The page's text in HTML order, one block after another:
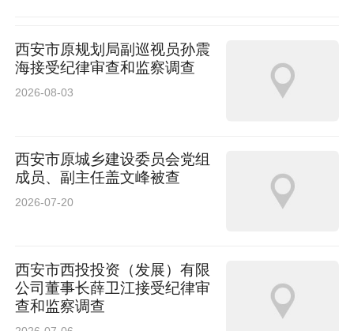
西安市原规划局副巡视员孙震
海接受纪律审查和监察调查
2026-08-03
西安市原城乡建设委员会党组
成员、副主任盖文峰被查
2026-07-20
西安市西投投资（发展）有限
公司董事长薛卫江接受纪律审
查和监察调查